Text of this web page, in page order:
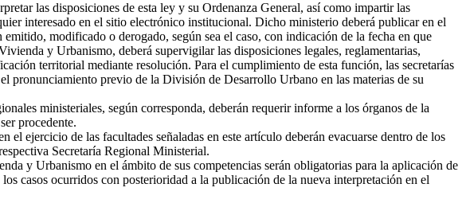
las disposiciones de esta ley y su Ordenanza General, así como impartir las
interesado en el sitio electrónico institucional. Dicho ministerio deberá publicar en el
modificado o derogado, según sea el caso, con indicación de la fecha en que
y Urbanismo, deberá supervigilar las disposiciones legales, reglamentarias,
territorial mediante resolución. Para el cumplimiento de esta función, las secretarías
pronunciamiento previo de la División de Desarrollo Urbano en las materias de su
ministeriales, según corresponda, deberán requerir informe a los órganos de la
procedente.
ejercicio de las facultades señaladas en este artículo deberán evacuarse dentro de los
Secretaría Regional Ministerial.
y Urbanismo en el ámbito de sus competencias serán obligatorias para la aplicación de
casos ocurridos con posterioridad a la publicación de la nueva interpretación en el